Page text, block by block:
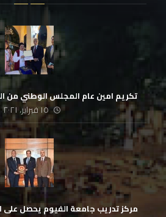
تكريم امين عام المجلس الوطني من
١٥ فبراير، ٢٠٢١
مركز تدريب جامعة الفيوم يحصل على